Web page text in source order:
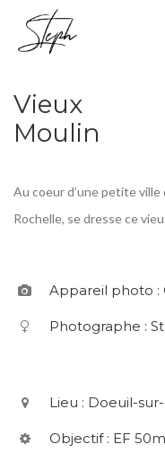
Vieux
Moulin
Au coeur d’une petite ville
Rochelle, se dresse ce
Appareil photo :
Photographe :
Lieu : Doeuil-
Objectif : EF